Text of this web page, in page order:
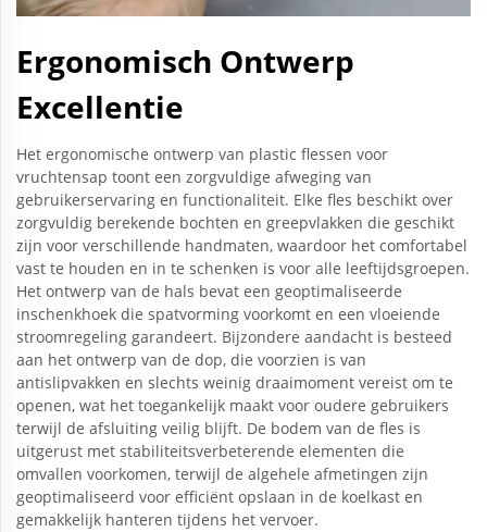
Ergonomisch Ontwerp
Excellentie
Het ergonomische ontwerp van plastic flessen voor
vruchtensap toont een zorgvuldige afweging van
gebruikerservaring en functionaliteit. Elke fles beschikt over
zorgvuldig berekende bochten en greepvlakken die geschikt
zijn voor verschillende handmaten, waardoor het comfortabel
vast te houden en in te schenken is voor alle leeftijdsgroepen.
Het ontwerp van de hals bevat een geoptimaliseerde
inschenkhoek die spatvorming voorkomt en een vloeiende
stroomregeling garandeert. Bijzondere aandacht is besteed
aan het ontwerp van de dop, die voorzien is van
antislipvakken en slechts weinig draaimoment vereist om te
openen, wat het toegankelijk maakt voor oudere gebruikers
terwijl de afsluiting veilig blijft. De bodem van de fles is
uitgerust met stabiliteitsverbeterende elementen die
omvallen voorkomen, terwijl de algehele afmetingen zijn
geoptimaliseerd voor efficiënt opslaan in de koelkast en
gemakkelijk hanteren tijdens het vervoer.